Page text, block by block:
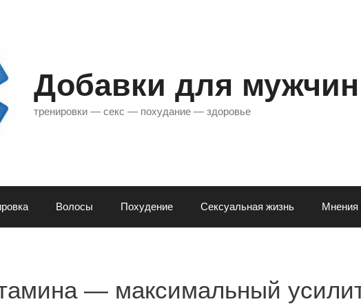
Добавки для мужчин
тренировки — секс — похудание — здоровье
Волосы Похудение Сексуальная жизнь Мнения
— максимальный